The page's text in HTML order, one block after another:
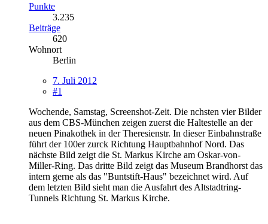
Punkte
3.235
Beiträge
620
Wohnort
Berlin
7. Juli 2012
#1
Wochende, Samstag, Screenshot-Zeit. Die nchsten vier Bilder
aus dem CBS-München zeigen zuerst die Haltestelle an der
neuen Pinakothek in der Theresienstr. In dieser Einbahnstraße
führt der 100er zurck Richtung Hauptbahnhof Nord. Das
nächste Bild zeigt die St. Markus Kirche am Oskar-von-
Miller-Ring. Das dritte Bild zeigt das Museum Brandhorst das
intern gerne als das "Buntstift-Haus" bezeichnet wird. Auf
dem letzten Bild sieht man die Ausfahrt des Altstadtring-
Tunnels Richtung St. Markus Kirche.